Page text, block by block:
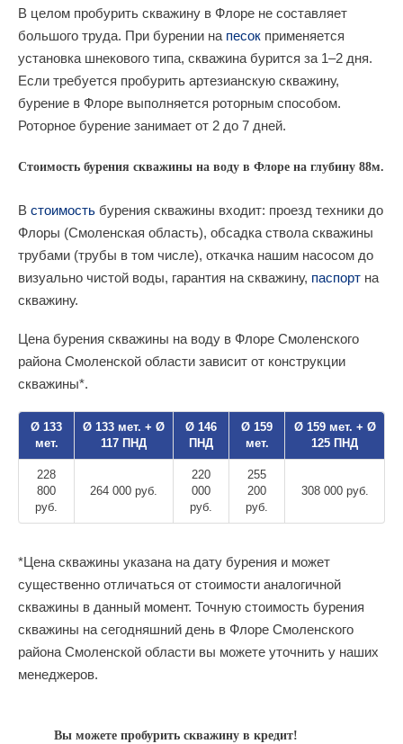
В целом пробурить скважину в Флоре не составляет
большого труда. При бурении на песок применяется
установка шнекового типа, скважина бурится за 1–2 дня.
Если требуется пробурить артезианскую скважину,
бурение в Флоре выполняется роторным способом.
Роторное бурение занимает от 2 до 7 дней.
Стоимость бурения скважины на воду в Флоре на глубину 88м.
В стоимость бурения скважины входит: проезд техники до
Флоры (Смоленская область), обсадка ствола скважины
трубами (трубы в том числе), откачка нашим насосом до
визуально чистой воды, гарантия на скважину, паспорт на
скважину.
Цена бурения скважины на воду в Флоре Смоленского
района Смоленской области зависит от конструкции
скважины*.
Ø 133
мет.
Ø 133 мет. + Ø
117 ПНД
Ø 146
ПНД
Ø 159
мет.
Ø 159 мет. + Ø
125 ПНД
228
800
руб.
264 000 руб.
220
000
руб.
255
200
руб.
308 000 руб.
*Цена скважины указана на дату бурения и может
существенно отличаться от стоимости аналогичной
скважины в данный момент. Точную стоимость бурения
скважины на сегодняшний день в Флоре Смоленского
района Смоленской области вы можете уточнить у наших
менеджеров.
Вы можете пробурить скважину в кредит!